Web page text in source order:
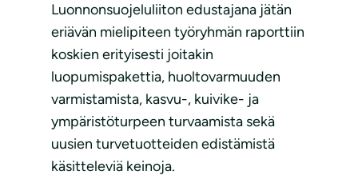
Luonnonsuojeluliiton edustajana jätän
eriävän mielipiteen työryhmän raporttiin
koskien erityisesti joitakin
luopumispakettia, huoltovarmuuden
varmistamista, kasvu-, kuivike- ja
ympäristöturpeen turvaamista sekä
uusien turvetuotteiden edistämistä
käsitteleviä keinoja.